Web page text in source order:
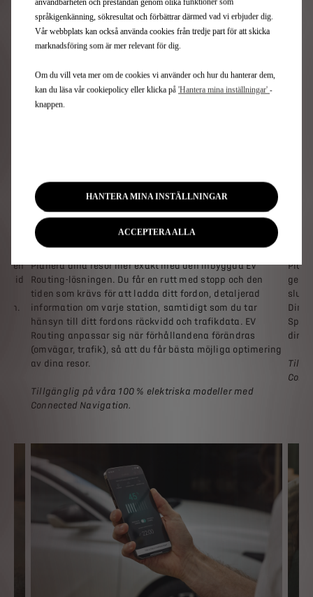
vid
EV ROUTING FÖR ATT OPTIMERA DINA RESOR
Planera dina resor mer exakt med den inbyggda EV
Routing-lösningen. Du får en rutt med stopp och den
tiden som krävs för att ladda ditt fordon, detaljerad
information om varje station, samtidigt som du tar
hänsyn till ditt fordons räckvidd och trafikdata. EV
Routing anpassar sig när förhållandena förändras
(omvägar, trafik), så att du får bästa möjliga optimering
av dina resor.
Tillgänglig på våra 100 % elektriska modeller med
Connected Navigation.
Din
språkigenkänning, sökresultat och förbättrar därmed vad vi erbjuder dig.
Vår webbplats kan också använda cookies från tredje part för att skicka
marknadsföring som är mer relevant för dig.
Om du vill veta mer om de cookies vi använder och hur du hanterar dem,
kan du läsa vår cookiepolicy eller klicka på 'Hantera mina inställningar' -
knappen.
HANTERA MINA INSTÄLLNINGAR
ACCEPTERA ALLA